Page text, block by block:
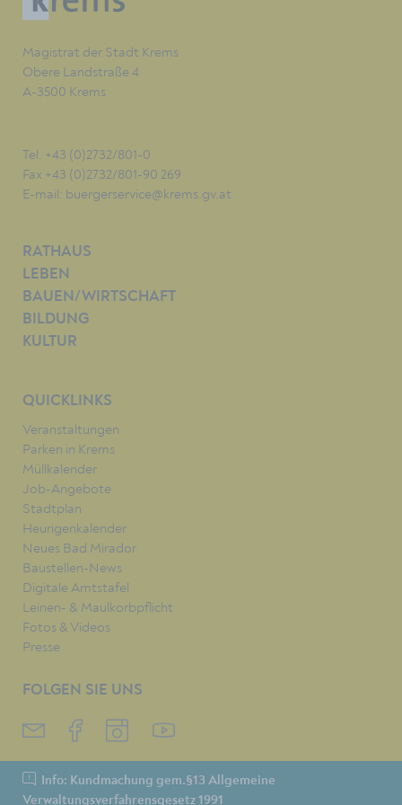
Magistrat der Stadt Krems
Obere Landstraße 4
A-3500 Krems
Tel. +43 (0)2732/801-0
Fax +43 (0)2732/801-90 269
E-mail: buergerservice@krems.gv.at
RATHAUS
LEBEN
BAUEN/WIRTSCHAFT
BILDUNG
KULTUR
QUICKLINKS
Veranstaltungen
Parken in Krems
Müllkalender
Job-Angebote
Stadtplan
Heurigenkalender
Neues Bad Mirador
Baustellen-News
Digitale Amtstafel
Leinen- & Maulkorbpflicht
Fotos & Videos
Presse
FOLGEN SIE UNS
Info: Kundmachung gem.§13 Allgemeine
Verwaltungsverfahrensgesetz 1991